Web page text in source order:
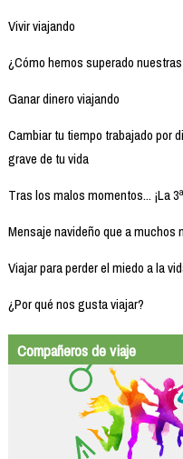
Vivir viajando
¿Cómo hemos superado
Ganar dinero viajando
Cambiar tu tiempo trabajado por
grave de tu vida
Tras los malos momentos... ¡La
Mensaje navideño que a muchos
Viajar para perder el miedo a la
¿Por qué nos gusta viajar?
Compañeros de viaje